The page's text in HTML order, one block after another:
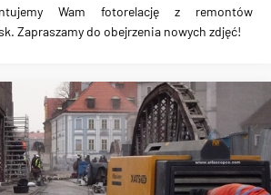
Wam fotorelację z remontów
Zapraszamy do obejrzenia nowych zdjęć!